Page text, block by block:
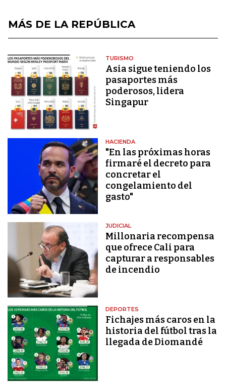
MÁS DE LA REPÚBLICA
TURISMO
Asia sigue teniendo los
pasaportes más
poderosos, lidera
Singapur
HACIENDA
"En las próximas horas
firmaré el decreto para
concretar el
congelamiento del
gasto"
JUDICIAL
Millonaria recompensa
que ofrece Cali para
capturar a responsables
de incendio
DEPORTES
Fichajes más caros en la
historia del fútbol tras la
llegada de Diomandé